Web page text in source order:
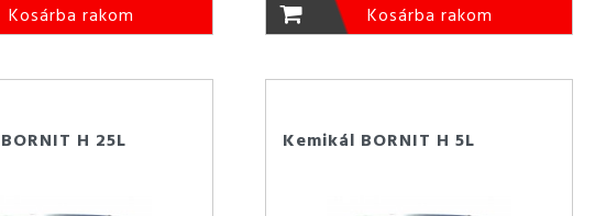
Kosárba rakom Kosárba rakom
H 25L Kemikál BORNIT H 5L